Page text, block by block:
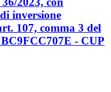
inversione
107, comma 3 del
- CUP